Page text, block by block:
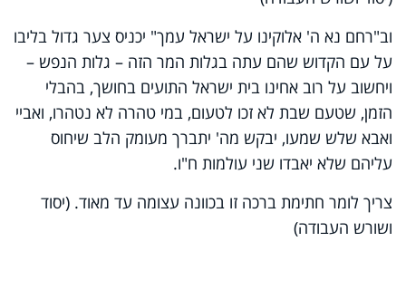
וב"רחם נא ה' אלוקינו על ישראל עמך" יכניס צער גדול בליבו
על עם הקדוש שהם עתה בגלות המר הזה – גלות הנפש –
ויחשוב על רוב אחינו בית ישראל התועים בחושך, בהבלי
הזמן, שטעם שבת לא זכו לטעום, במי טהרה לא נטהרו, ואביי
ואבא שלש שמעו, יבקש מה' יתברך מעומק הלב שיחוס
עליהם שלא יאבדו שני עולמות ח"ו.
צריך לומר חתימת ברכה זו בכוונה עצומה עד מאוד. (יסוד
ושורש העבודה)